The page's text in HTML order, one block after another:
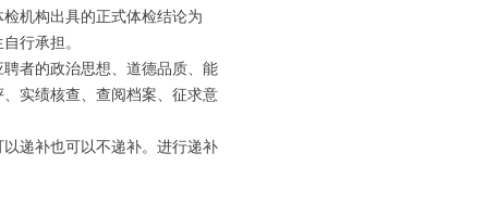
机构出具的正式体检结论为
行承担。
者的政治思想、道德品质、能
实绩核查、查阅档案、征求意
递补也可以不递补。进行递补